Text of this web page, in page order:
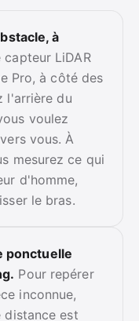
à
capteur LiDAR
Pro, à côté des
l'arrière du
voulez
vous. À
mesurez ce qui
d'homme,
le bras.
ponctuelle
Pour repérer
inconnue,
distance est